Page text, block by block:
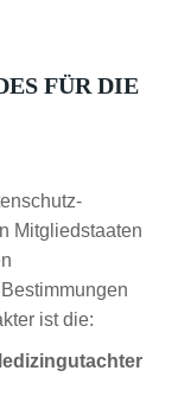
FÜR DIE
Mitgliedstaaten
ist die: